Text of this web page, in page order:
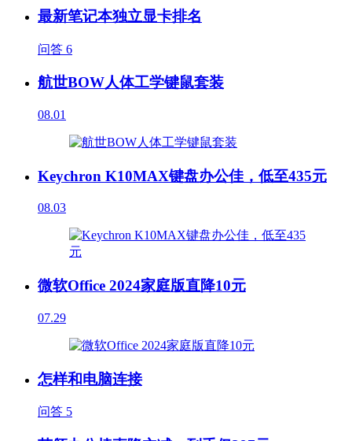
最新笔记本独立显卡排名
问答 6
航世BOW人体工学键鼠套装
08.01
Keychron K10MAX键盘办公佳，低至435元
08.03
微软Office 2024家庭版直降10元
07.29
怎样和电脑连接
问答 5